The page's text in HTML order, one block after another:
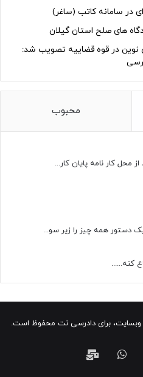
در سامانه کاتب (ساغر)
های صلح استان گیلان
نوین در قوه قضاییه تصویب شد:
محبوب
محل کار نامه پایان کار...
دستور همه چیز را زیر سو...
کنه......
برای دادرسی نت محفوظ است.
واتس ایمیل